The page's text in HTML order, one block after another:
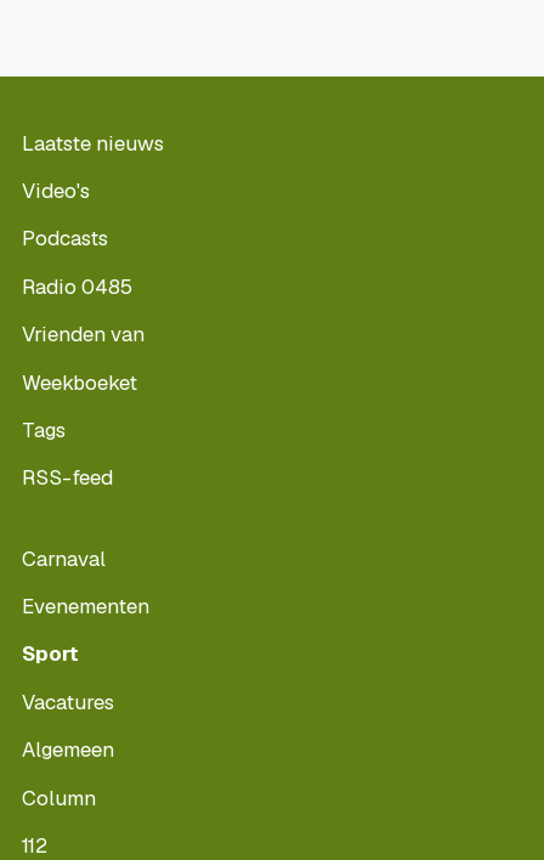
Laatste nieuws
Video's
Podcasts
Radio 0485
Vrienden van
Weekboeket
Tags
RSS-feed
Carnaval
Evenementen
Sport
Vacatures
Algemeen
Column
112